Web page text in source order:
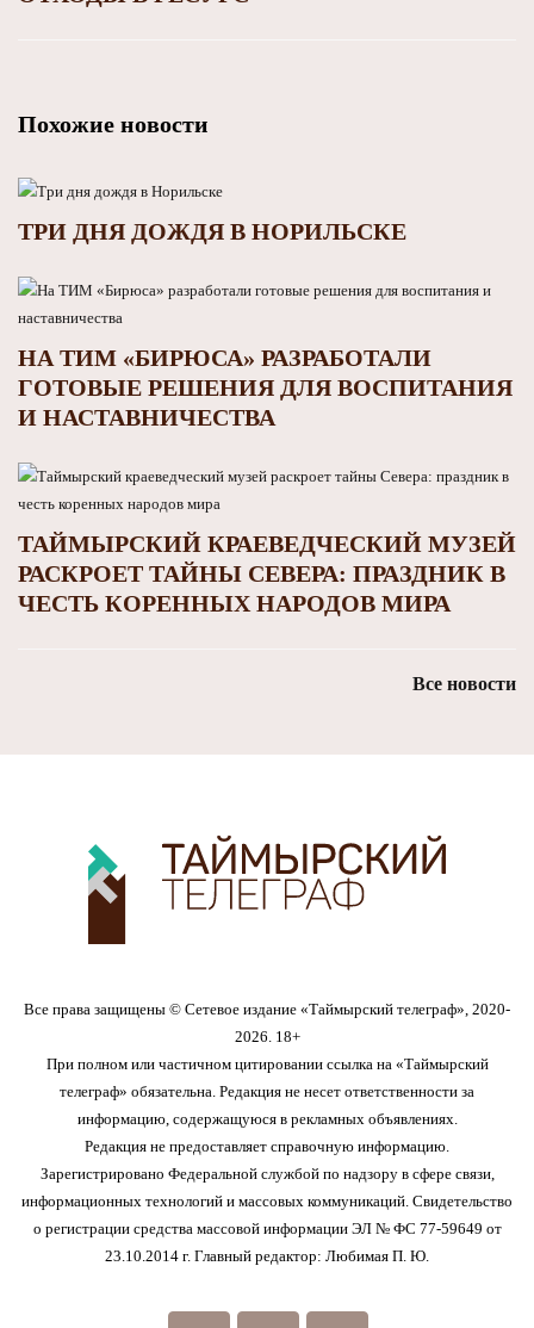
Похожие новости
ТРИ ДНЯ ДОЖДЯ В НОРИЛЬСКЕ
НА ТИМ «БИРЮСА» РАЗРАБОТАЛИ
ГОТОВЫЕ РЕШЕНИЯ ДЛЯ ВОСПИТАНИЯ
И НАСТАВНИЧЕСТВА
ТАЙМЫРСКИЙ КРАЕВЕДЧЕСКИЙ МУЗЕЙ
РАСКРОЕТ ТАЙНЫ СЕВЕРА: ПРАЗДНИК В
ЧЕСТЬ КОРЕННЫХ НАРОДОВ МИРА
Все новости
Все права защищены © Сетевое издание «Таймырский телеграф», 2020-
2026. 18+
При полном или частичном цитировании ссылка на «Таймырский
телеграф» обязательна. Редакция не несет ответственности за
информацию, содержащуюся в рекламных объявлениях.
Редакция не предоставляет справочную информацию.
Зарегистрировано Федеральной службой по надзору в сфере связи,
информационных технологий и массовых коммуникаций. Свидетельство
о регистрации средства массовой информации ЭЛ № ФС 77-59649 от
23.10.2014 г. Главный редактор: Любимая П. Ю.